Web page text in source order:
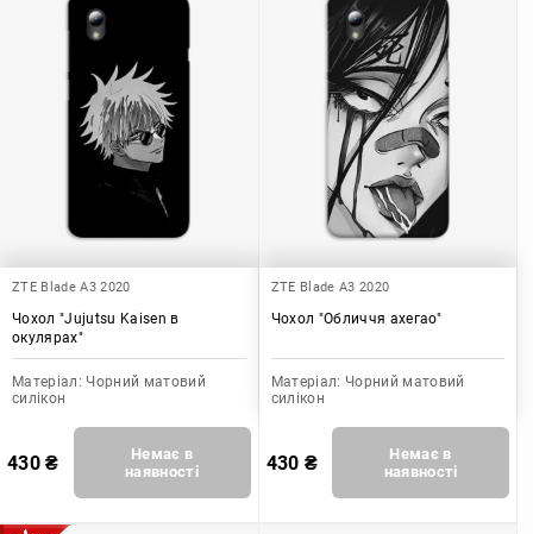
ZTE Blade A3 2020
Чохол "Jujutsu Kaisen в
окулярах"
Матеріал: Чорний матовий
силікон
430₴
Немає в
наявності
ZTE Blade A3 2020
Чохол "Обличчя ахегао"
Матеріал: Чорний матовий
силікон
430 ₴
Немає в
наявності